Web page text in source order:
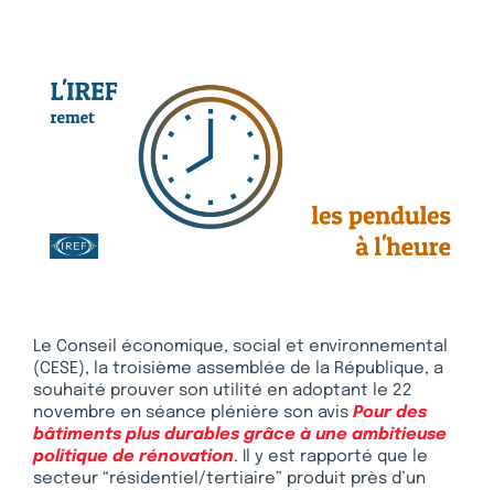
Le Conseil économique, social et environnemental
(CESE), la troisième assemblée de la République, a
souhaité prouver son utilité en adoptant le 22
novembre en séance plénière son avis Pour des
bâtiments plus durables grâce à une ambitieuse
politique de rénovation. Il y est rapporté que le
secteur “résidentiel/tertiaire” produit près d’un